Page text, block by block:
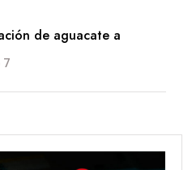
de aguacate a
7